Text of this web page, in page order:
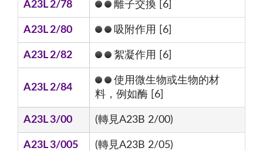
A23L 2/78 離子交換 [6]
A23L 2/80 吸附作用 [6]
A23L 2/82 絮凝作用 [6]
A23L 2/84
使用微生物或生物的材
料，例如酶 [6]
A23L 3/00 (轉見A23B 2/00)
A23L 3/005 (轉見A23B 2/05)